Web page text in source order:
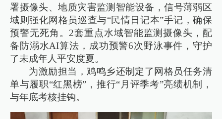
署摄像头、地质灾害监测智能设备，信号薄弱区
域则强化网格员巡查与“民情日记本”手记，确保
预警无死角。2套重点水域智能监测摄像头，配
备防溺水AI算法，成功预警6次野泳事件，守护
了未成年人平安度夏。
为激励担当，鸡鸣乡还制定了网格员任务清
单与履职“红黑榜”，推行“月评季考”亮绩机制，
与年底考核挂钩。